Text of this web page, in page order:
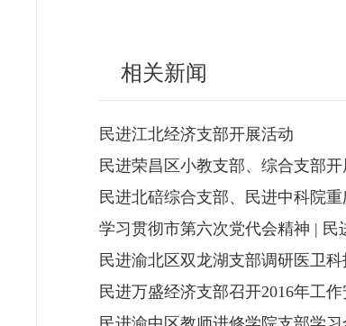
相关新闻
民进江北经济支部开展活动
民进荣昌区小教支部、综合支部
民进北碚综合支部、民进中科院
学习贯彻市第六次党代会精神 |
民进渝北区双龙湖支部调研医卫科
民进万盛经济支部召开2016年工